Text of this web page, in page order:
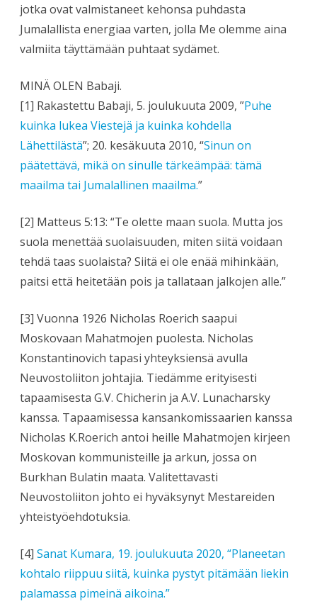
jotka ovat valmistaneet kehonsa puhdasta
Jumalallista energiaa varten, jolla Me olemme aina
valmiita täyttämään puhtaat sydämet.
MINÄ OLEN Babaji.
[1] Rakastettu Babaji, 5. joulukuuta 2009, ”Puhe
kuinka lukea Viestejä ja kuinka kohdella
Lähettilästä”; 20. kesäkuuta 2010, “Sinun on
päätettävä, mikä on sinulle tärkeämpää: tämä
maailma tai Jumalallinen maailma.”
[2] Matteus 5:13: “Te olette maan suola. Mutta jos
suola menettää suolaisuuden, miten siitä voidaan
tehdä taas suolaista? Siitä ei ole enää mihinkään,
paitsi että heitetään pois ja tallataan jalkojen alle.”
[3] Vuonna 1926 Nicholas Roerich saapui
Moskovaan Mahatmojen puolesta. Nicholas
Konstantinovich tapasi yhteyksiensä avulla
Neuvostoliiton johtajia. Tiedämme erityisesti
tapaamisesta G.V. Chicherin ja A.V. Lunacharsky
kanssa. Tapaamisessa kansankomissaarien kanssa
Nicholas K.Roerich antoi heille Mahatmojen kirjeen
Moskovan kommunisteille ja arkun, jossa on
Burkhan Bulatin maata. Valitettavasti
Neuvostoliiton johto ei hyväksynyt Mestareiden
yhteistyöehdotuksia.
[4] Sanat Kumara, 19. joulukuuta 2020, “Planeetan
kohtalo riippuu siitä, kuinka pystyt pitämään liekin
palamassa pimeinä aikoina.”